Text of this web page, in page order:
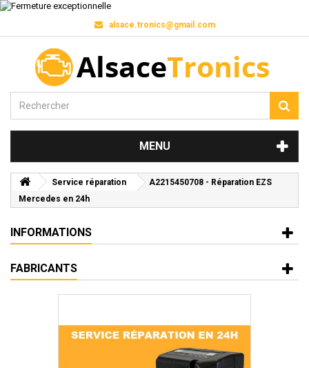
alsace.tronics@gmail.com
MENU
Service réparation
A2215450708 - Réparation EZS
Mercedes en 24h
INFORMATIONS
FABRICANTS